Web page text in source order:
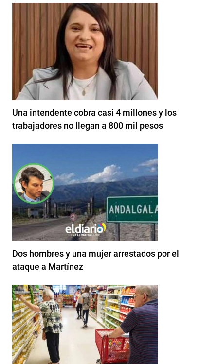
Una intendente cobra casi 4 millones y los
trabajadores no llegan a 800 mil pesos
Dos hombres y una mujer arrestados por el
ataque a Martínez